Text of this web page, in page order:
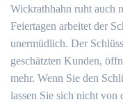
Wickrathhahn ruht auch
Feiertagen arbeitet der
unermüdlich. Der
geschätzten Kunden,
mehr. Wenn Sie den
lassen Sie sich nicht von